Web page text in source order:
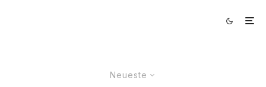
Neueste